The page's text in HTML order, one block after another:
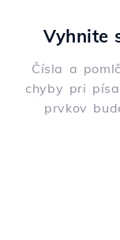
Vyhnite
Čísla a
chyby pri
prvkov